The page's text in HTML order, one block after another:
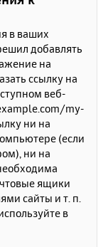
в ваших
добавлять
на
ссылку на
веб-
my-
ни на
(если
ни на
ящики
сайты и т. п.
в